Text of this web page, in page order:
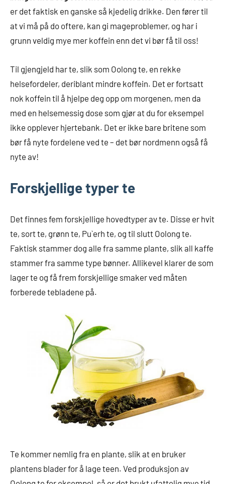
er det faktisk en ganske så kjedelig drikke. Den fører til
at vi må på do oftere, kan gi mageproblemer, og har i
grunn veldig mye mer koffein enn det vi bør få til oss!
Til gjengjeld har te, slik som Oolong te, en rekke
helsefordeler, deriblant mindre koffein. Det er fortsatt
nok koffein til å hjelpe deg opp om morgenen, men da
med en helsemessig dose som gjør at du for eksempel
ikke opplever hjertebank. Det er ikke bare britene som
bør få nyte fordelene ved te – det bør nordmenn også få
nyte av!
Forskjellige typer te
Det finnes fem forskjellige hovedtyper av te. Disse er hvit
te, sort te, grønn te, Pu`erh te, og til slutt Oolong te.
Faktisk stammer dog alle fra samme plante, slik all kaffe
stammer fra samme type bønner. Allikevel klarer de som
lager te og få frem forskjellige smaker ved måten
forberede tebladene på.
Te kommer nemlig fra en plante, slik at en bruker
plantens blader for å lage teen. Ved produksjon av